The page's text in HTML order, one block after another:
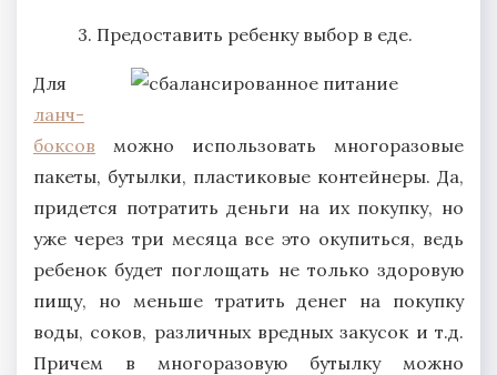
3. Предоставить ребенку выбор в еде.
Для
ланч-
боксов можно использовать многоразовые
пакеты, бутылки, пластиковые контейнеры. Да,
придется потратить деньги на их покупку, но
уже через три месяца все это окупиться, ведь
ребенок будет поглощать не только здоровую
пищу, но меньше тратить денег на покупку
воды, соков, различных вредных закусок и т.д.
Причем в многоразовую бутылку можно